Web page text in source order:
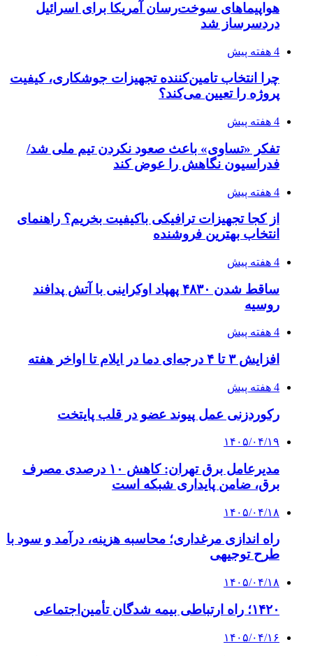
هواپیماهای سوخت‌رسان آمریکا برای اسرائیل
دردسرساز شد
4 هفته پیش
چرا انتخاب تامین‌کننده تجهیزات جوشکاری، کیفیت
پروژه را تعیین می‌کند؟
4 هفته پیش
تفکر «تساوی» باعث صعود نکردن تیم ملی شد/
فدراسیون نگاهش را عوض کند
4 هفته پیش
از کجا تجهیزات ترافیکی باکیفیت بخریم؟ راهنمای
انتخاب بهترین فروشنده
4 هفته پیش
ساقط شدن ۴۸۳۰ پهپاد اوکراینی با آتش پدافند
روسیه
4 هفته پیش
افزایش ۳ تا ۴ درجه‌ای دما در ایلام تا اواخر هفته
4 هفته پیش
رکوردزنی عمل پیوند عضو در قلب پایتخت
۱۴۰۵/۰۴/۱۹
مدیرعامل برق تهران: کاهش ۱۰ درصدی مصرف
برق، ضامن پایداری شبکه است
۱۴۰۵/۰۴/۱۸
راه اندازی مرغداری؛ محاسبه هزینه، درآمد و سود با
طرح توجیهی
۱۴۰۵/۰۴/۱۸
۱۴۲۰؛ راه ارتباطی بیمه شدگان تأمین‌اجتماعی
۱۴۰۵/۰۴/۱۶